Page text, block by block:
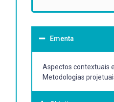
Ementa
Aspectos contextuais
Metodologias